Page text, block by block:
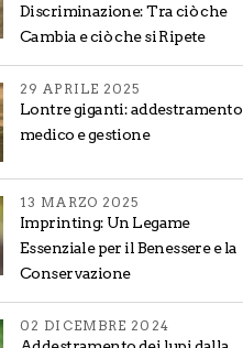
Discriminazione: Tra ciò che
Cambia e ciò che si Ripete
29 APRILE 2025
Lontre giganti: addestramento
medico e gestione
13 MARZO 2025
Imprinting: Un Legame
Essenziale per il Benessere e la
Conservazione
02 DICEMBRE 2024